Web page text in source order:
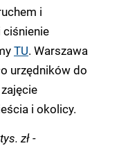
i
TU. Warszawa
urzędników do
i okolicy.
zł -